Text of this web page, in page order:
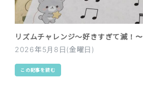
リズムチャレンジ〜好きすぎて滅！〜
2026年5月8日(金曜日)
この記事を読む